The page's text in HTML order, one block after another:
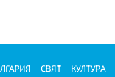
СВЯТ КУЛТУРА